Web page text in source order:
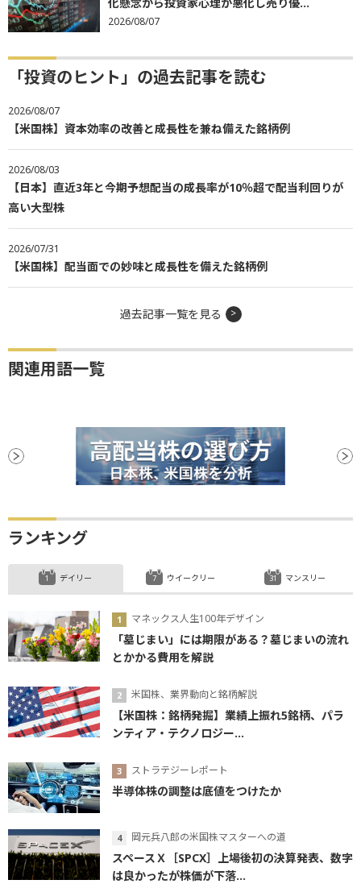
2026/08/07
「投資のヒント」の過去記事を読む
2026/08/07
【米国株】資本効率の改善と成長性を兼ね備えた銘柄例
2026/08/03
【日本】直近3年と今期予想配当の成長率が10％超で配当利回りが
高い大型株
2026/07/31
【米国株】配当面での妙味と成長性を備えた銘柄例
過去記事一覧を見る
関連用語一覧
ランキング
デイリー
マネックス人生100年デザイン
「墓じまい」には期限がある？墓じまいの流れ
とかかる費用を解説
米国株、業界動向と銘柄解説
【米国株：銘柄発掘】業績上振れ5銘柄、パラ
ンティア・テクノロジー...
ストラテジーレポート
半導体株の調整は底値をつけたか
岡元兵八郎の米国株マスターへの道
スペースＸ［SPCX］上場後初の決算発表、数字
は良かったが株価が下落...
ウイークリー マンスリー